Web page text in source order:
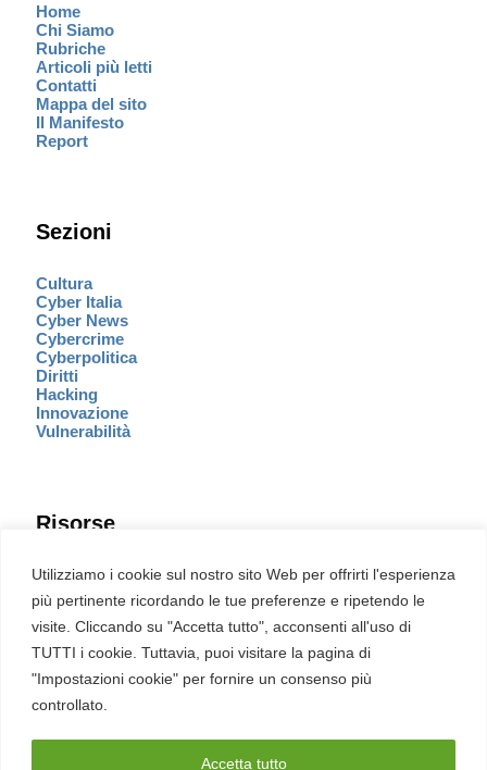
Utilizziamo i cookie sul nostro sito Web per offrirti l'esperienza
più pertinente ricordando le tue preferenze e ripetendo le
visite. Cliccando su "Accetta tutto", acconsenti all'uso di
TUTTI i cookie. Tuttavia, puoi visitare la pagina di
"Impostazioni cookie" per fornire un consenso più
controllato.
Accetta tutto
Home
Chi Siamo
Rubriche
Articoli più letti
Contatti
Mappa del sito
Il Manifesto
Report
Sezioni
Cultura
Cyber Italia
Cyber News
Cybercrime
Cyberpolitica
Diritti
Hacking
Innovazione
Vulnerabilità
Risorse
Eventi
Fumetto Cyber
Newsletter
Servizi
Pubblicità
English
Ultime CVE critiche